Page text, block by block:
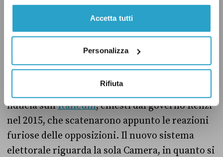
Accetta tutti
Personalizza
Rifiuta
fiducia sull’Italicum, chiesti dal governo Renzi
nel 2015, che scatenarono appunto le reazioni
furiose delle opposizioni. Il nuovo sistema
elettorale riguarda la sola Camera, in quanto si